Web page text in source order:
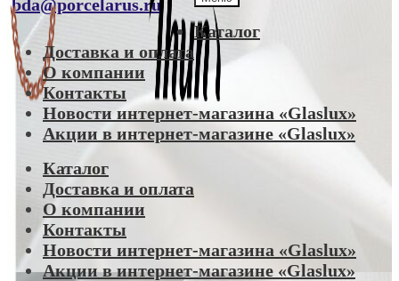
bda@porcelarus.ru
Каталог
Доставка и оплата
О компании
Контакты
Новости интернет-магазина «Glaslux»
Акции в интернет-магазине «Glaslux»
Каталог
Доставка и оплата
О компании
Контакты
Новости интернет-магазина «Glaslux»
Акции в интернет-магазине «Glaslux»